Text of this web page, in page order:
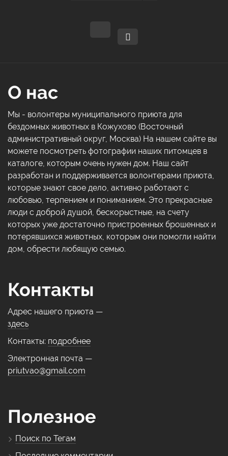
О нас
Мы - волонтеры муниципального приюта для
бездомных животных в Кожухово (Восточный
административный округ, Москва) На нашем сайте вы
можете посмотреть фотографии наших питомцев в
каталоге, которым очень нужен дом. Наш сайт
разработан и поддерживается волонтерами приюта,
которые знают свое дело, активно работают с
любовью, терпением и пониманием. Это прекрасные
люди с доброй душой, бескорыстные, на счету
которых уже достаточно пристроенных брошенных и
потерявшихся животных, которым они помогли найти
дом, обрести любящую семью.
Контакты
Адрес нашего приюта —
здесь
Контакты: подробнее
Электронная почта —
priutvao@gmail.com
Полезное
Поиск по Тегам